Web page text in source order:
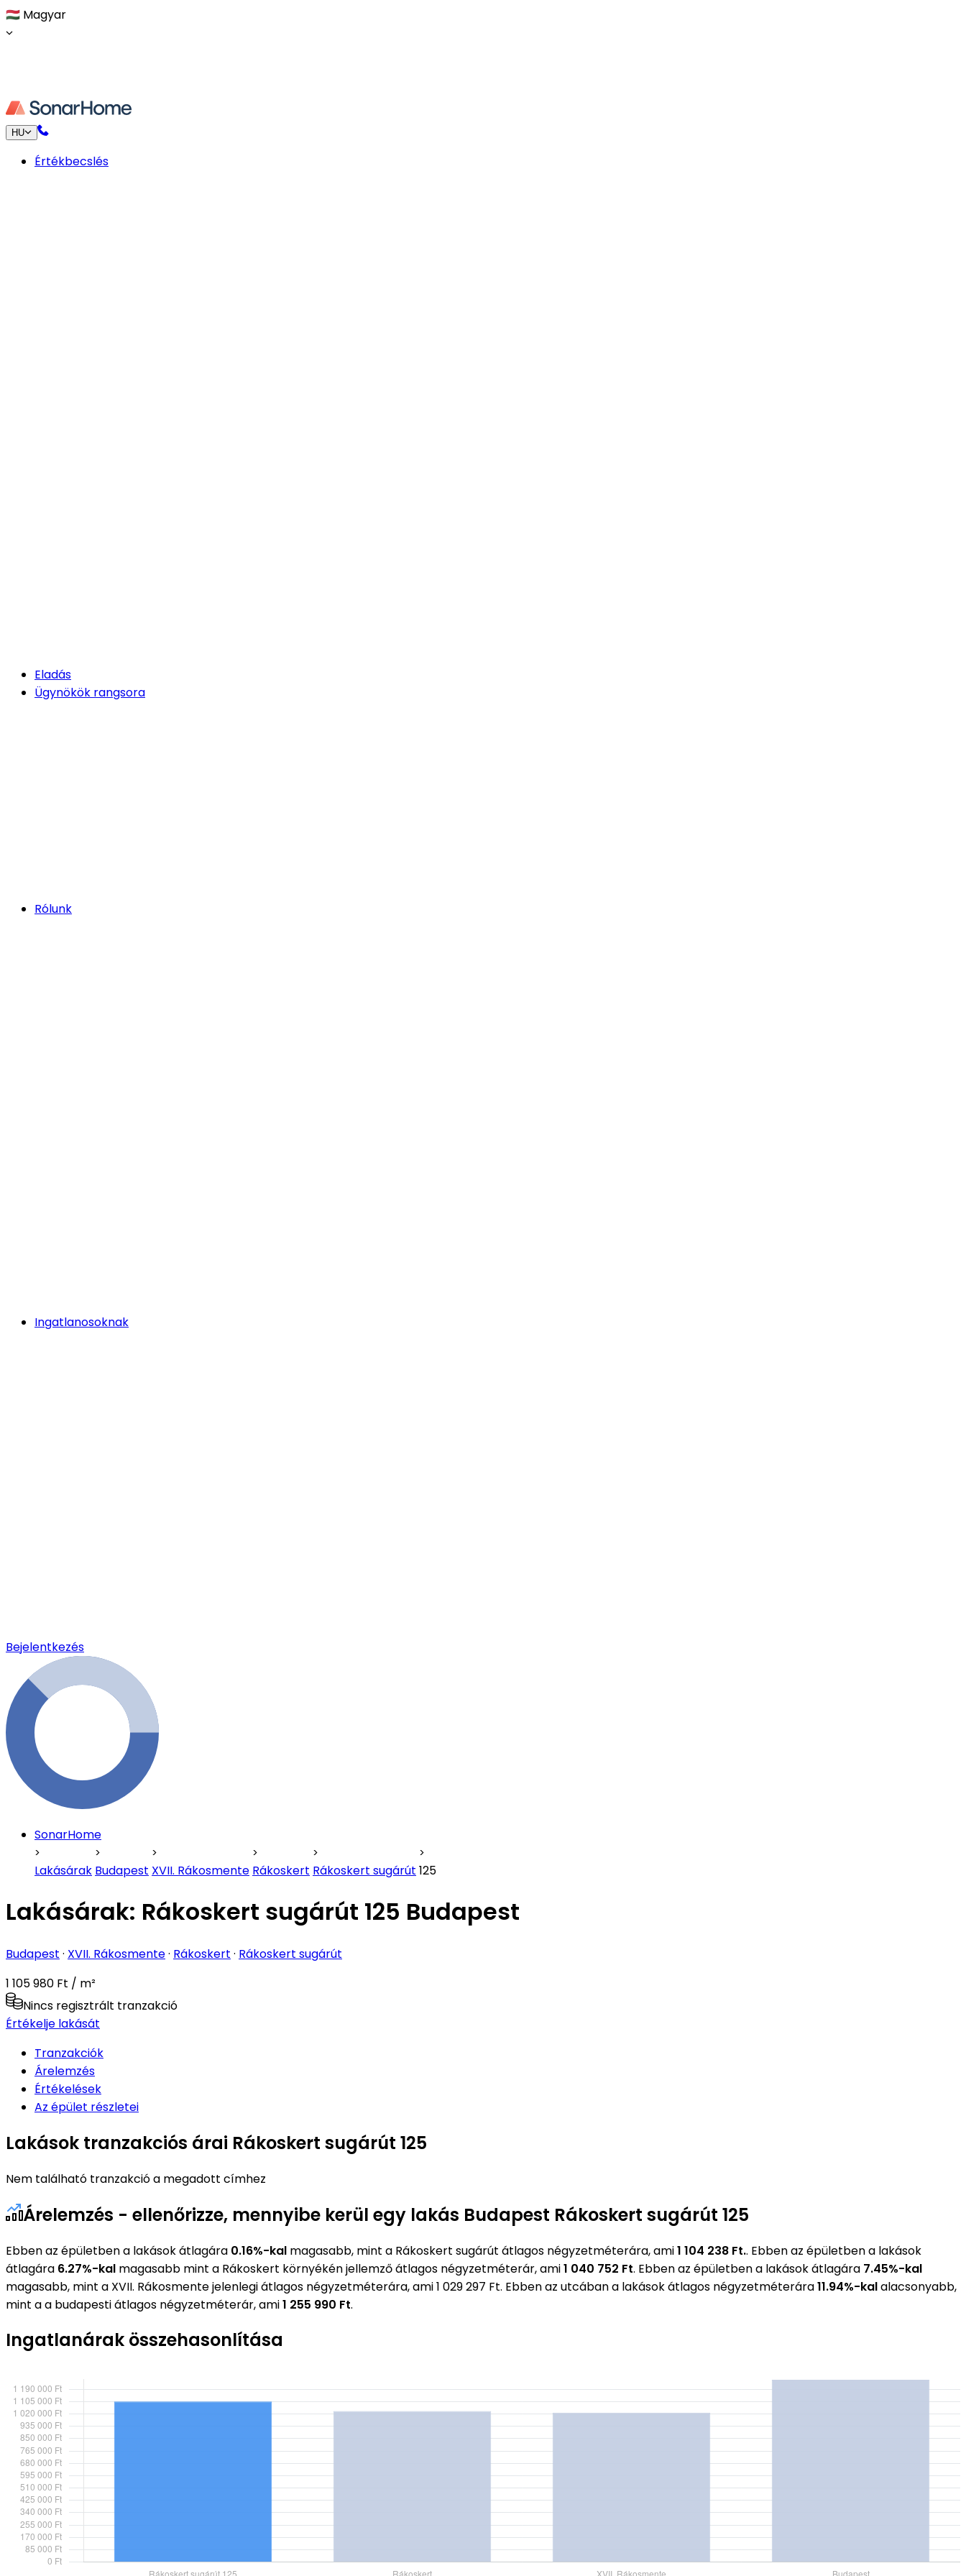
🇭🇺 Magyar
HU
Értékbecslés
Eladás
Ügynökök rangsora
Rólunk
Ingatlanosoknak
Bejelentkezés
SonarHome
Lakásárak Budapest XVII. Rákosmente Rákoskert Rákoskert sugárút 125
Lakásárak: Rákoskert sugárút 125 Budapest
Budapest · XVII. Rákosmente· Rákoskert · Rákoskert sugárút
1 105 980 Ft / m²
Nincs regisztrált tranzakció
Értékelje lakását
Tranzakciók
Árelemzés
Értékelések
Az épület részletei
Lakások tranzakciós árai Rákoskert sugárút 125
Nem található tranzakció a megadott címhez
Árelemzés - ellenőrizze, mennyibe kerül egy lakás Budapest Rákoskert sugárút 125
Ebben az épületben a lakások átlagára 0.16%-kal magasabb, mint a Rákoskert sugárút átlagos négyzetméterára, ami1 104 238 Ft.. Ebben az épületben a lakások
átlagára 6.27%-kal magasabb mint a Rákoskert környékén jellemző átlagos négyzetméterár, ami1 040 752 Ft. Ebben az épületben a lakások átlagára 7.45%-kal
magasabb, mint a XVII. Rákosmente jelenlegi átlagos négyzetméterára, ami 1 029 297 Ft. Ebben az utcában a lakások átlagos négyzetméterára11.94%-kalalacsonyabb,
mint a a budapesti átlagos négyzetméterár, ami1 255 990 Ft.
Ingatlanárak összehasonlítása